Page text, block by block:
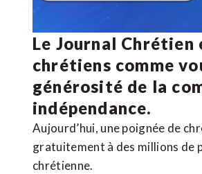
Le Journal Chrétien
chrétiens comme
générosité de la
indépendance.
Aujourd’hui, une poignée de
gratuitement à des millions de
chrétienne.